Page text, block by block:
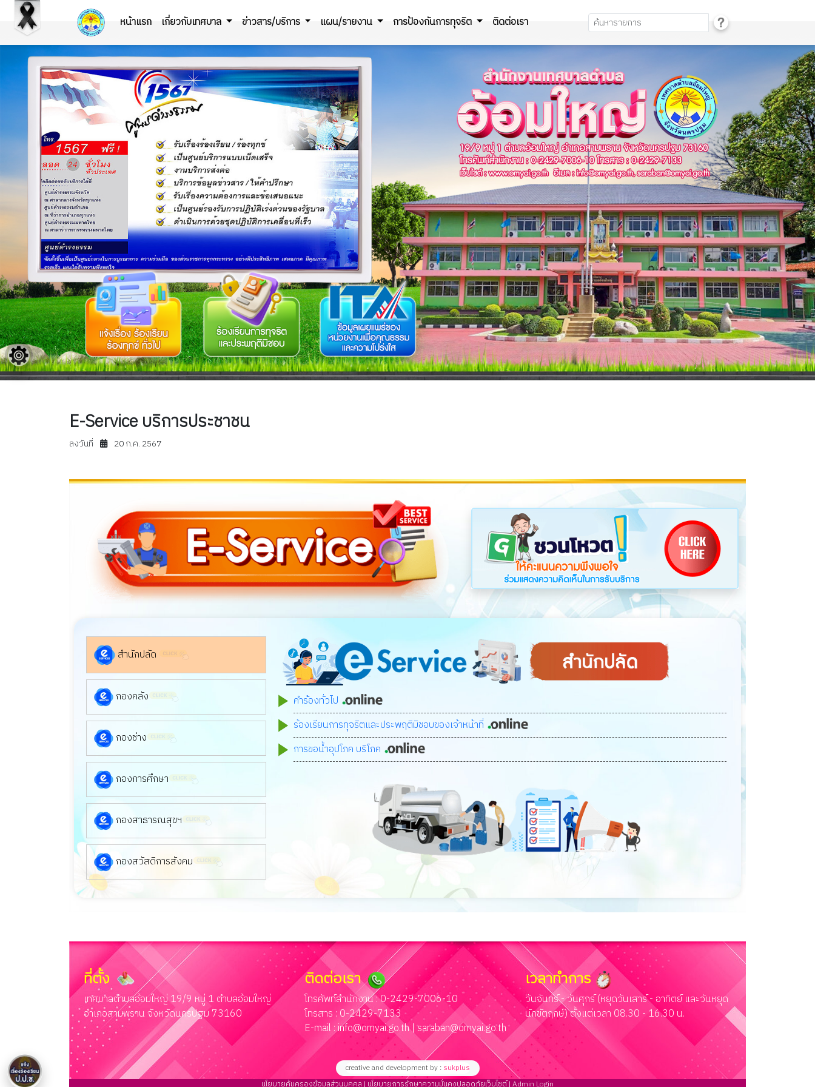
หน้าแรก เกี่ยวกับเทศบาล ข่าวสาร/บริการ แผน/รายงาน การป้องกันการทุจริต ติดต่อเรา
E-Service บริการประชาชน
ลงวันที่ 20 ก.ค. 2567
สำนักปลัด
กองคลัง
กองช่าง
กองการศึกษา
กองสาธารณสุขฯ
กองสวัสดิการสังคม
คำร้องทั่วไป
ร้องเรียนการทุจริตและประพฤติมิชอบของเจ้าหน้าที่
การขอน้ำอุปโภค บริโภค
ที่ตั้ง
เทศบาลตำบลอ้อมใหญ่ 19/9 หมู่ 1 ตำบลอ้อมใหญ่
อำเภอสามพราน จังหวัดนครปฐม 73160
ติดต่อเรา
โทรศัพท์สำนักงาน : 0-2429-7006-10
โทรสาร : 0-2429-7133
E-mail :info@omyai.go.th|saraban@omyai.go.th
เวลาทำการ
วันจันทร์ - วันศุกร์ (หยุดวันเสาร์ - อาทิตย์ และวันหยุด
นักขัตฤกษ์) ตั้งแต่เวลา 08.30 - 16.30 น.
creative and development by : sukplus
นโยบายคุ้มครองข้อมูลส่วนบุคคล | นโยบายการรักษาความมั่นคงปลอดภัยเว็บไซต์ | Admin Login